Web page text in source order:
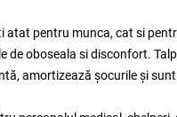
pentru munca, cat si
de oboseala si disconfort.
amortizează șocurile și